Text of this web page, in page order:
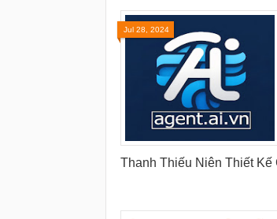
Thanh Thiếu Niên Thiết
Jul 28, 2024